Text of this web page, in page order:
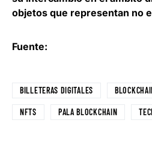
objetos que representan no
Fuente:
BILLETERAS DIGITALES
NFTS PALA BLOCKCHAIN